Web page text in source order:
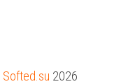
Softed.su 2026